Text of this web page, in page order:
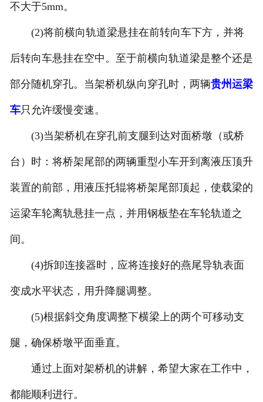
不大于5mm。
(2)将前横向轨道梁悬挂在前转向车下方，并将
后转向车悬挂在空中。至于前横向轨道梁是整个还是
部分随机穿孔。当架桥机纵向穿孔时，两辆贵州运梁
车只允许缓慢变速。
(3)当架桥机在穿孔前支腿到达对面桥墩（或桥
台）时：将桥架尾部的两辆重型小车开到离液压顶升
装置的前部，用液压托辊将桥架尾部顶起，使载梁的
运梁车轮离轨悬挂一点，并用钢板垫在车轮轨道之
间。
(4)拆卸连接器时，应将连接好的燕尾导轨表面
变成水平状态，用升降腿调整。
(5)根据斜交角度调整下横梁上的两个可移动支
腿，确保桥墩平面垂直。
通过上面对架桥机的讲解，希望大家在工作中，
都能顺利进行。